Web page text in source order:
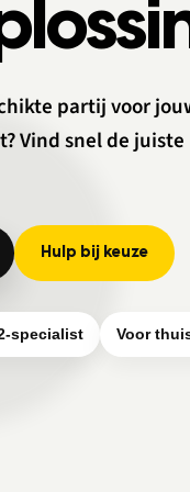
partij voor
Vind snel de
Hulp bij keuze
specialist Voor